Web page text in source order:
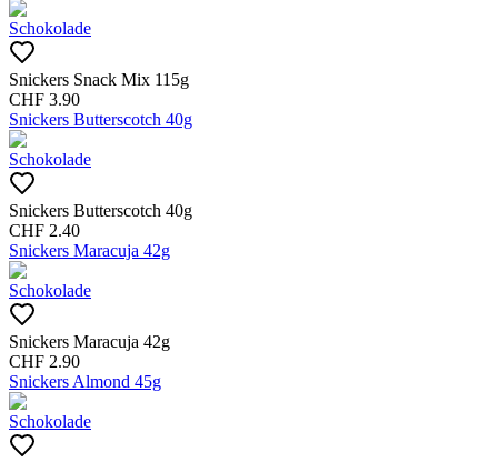
Schokolade
Snickers Snack Mix 115g
CHF 3.90
Snickers Butterscotch 40g
Schokolade
Snickers Butterscotch 40g
CHF 2.40
Snickers Maracuja 42g
Schokolade
Snickers Maracuja 42g
CHF 2.90
Snickers Almond 45g
Schokolade